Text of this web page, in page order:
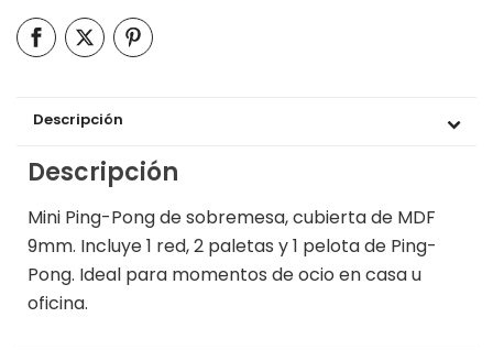
Descripción
Descripción
Mini Ping-Pong de sobremesa, cubierta de MDF
9mm. Incluye 1 red, 2 paletas y 1 pelota de Ping-
Pong. Ideal para momentos de ocio en casa u
oficina.